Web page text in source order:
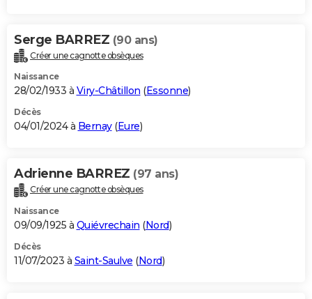
Serge BARREZ (90 ans)
Créer une cagnotte obsèques
Naissance
28/02/1933 à Viry-Châtillon (Essonne)
Décès
04/01/2024 à Bernay(Eure)
Adrienne BARREZ (97 ans)
Créer une cagnotte obsèques
Naissance
09/09/1925 à Quiévrechain (Nord)
Décès
11/07/2023 à Saint-Saulve (Nord)